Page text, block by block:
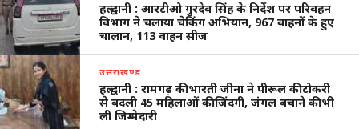
हल्द्वानी : आरटीओ गुरदेव सिंह के निर्देश पर परिवहन
विभाग ने चलाया चेकिंग अभियान, 967 वाहनों के हुए
चालान, 113 वाहन सीज
उत्तराखण्ड
हल्द्वानी : रामगढ़ की भारती जीना ने पीरूल की टोकरी
से बदली 45 महिलाओं की जिंदगी, जंगल बचाने की भी
ली जिम्मेदारी